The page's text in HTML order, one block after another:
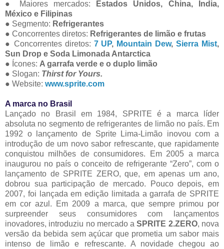
● Maiores mercados:
Estados Unidos, China, Índia,
México e Filipinas
● Segmento: Refrigerantes
● Concorrentes diretos: Refrigerantes de limão e frutas
● Concorrentes diretos: 7 UP, Mountain Dew,Sierra Mist,
Sun Drop e Soda Limonada Antarctica
● Ícones: A garrafa verde e o duplo limão
● Slogan: Thirst for Yours.
● Website: www.sprite.com
A marca no Brasil
Lançado no Brasil em 1984, SPRITE é a marca líder
absoluta no segmento de refrigerantes de limão no país. Em
1992 o lançamento de Sprite Lima-Limão inovou com a
introdução de um novo sabor refrescante, que rapidamente
conquistou milhões de consumidores. Em 2005 a marca
inaugurou no país o conceito de refrigerante “Zero”, com o
lançamento de SPRITE ZERO, que, em apenas um ano,
dobrou sua participação de mercado. Pouco depois, em
2007, foi lançada em edição limitada a garrafa de SPRITE
em cor azul. Em 2009 a marca, que sempre primou por
surpreender seus consumidores com lançamentos
inovadores, introduziu no mercado aSPRITE 2.ZERO, nova
versão da bebida sem açúcar que prometia um sabor mais
intenso de limão e refrescante. A novidade chegou ao